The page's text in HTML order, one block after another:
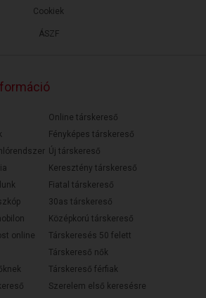
ÁSZF
Cookiek
online
Online társkereső
Fényképes társkereső
Új társkereső
Keresztény társkereső
Fiatal társkereső
30as társkereső
Középkorú társkereső
Társkeresés 50 felett
Társkereső nők
Társkereső férfiak
Szerelem első keresésre